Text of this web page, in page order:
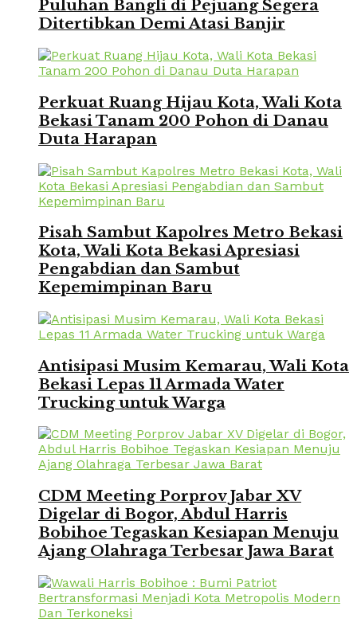
Puluhan Bangli di Pejuang Segera
Ditertibkan Demi Atasi Banjir
Perkuat Ruang Hijau Kota, Wali Kota
Bekasi Tanam 200 Pohon di Danau
Duta Harapan
Pisah Sambut Kapolres Metro Bekasi
Kota, Wali Kota Bekasi Apresiasi
Pengabdian dan Sambut
Kepemimpinan Baru
Antisipasi Musim Kemarau, Wali Kota
Bekasi Lepas 11 Armada Water
Trucking untuk Warga
CDM Meeting Porprov Jabar XV
Digelar di Bogor, Abdul Harris
Bobihoe Tegaskan Kesiapan Menuju
Ajang Olahraga Terbesar Jawa Barat